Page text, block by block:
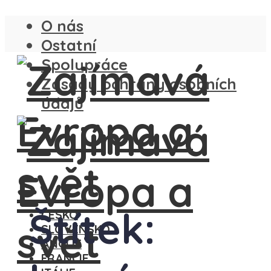
O nás
Ostatní
Spolupráce
Zásady ochrany osobních
údajů
ČESKO
SLOVENSKO
ANGLIE
FRANCIE
Štítek: